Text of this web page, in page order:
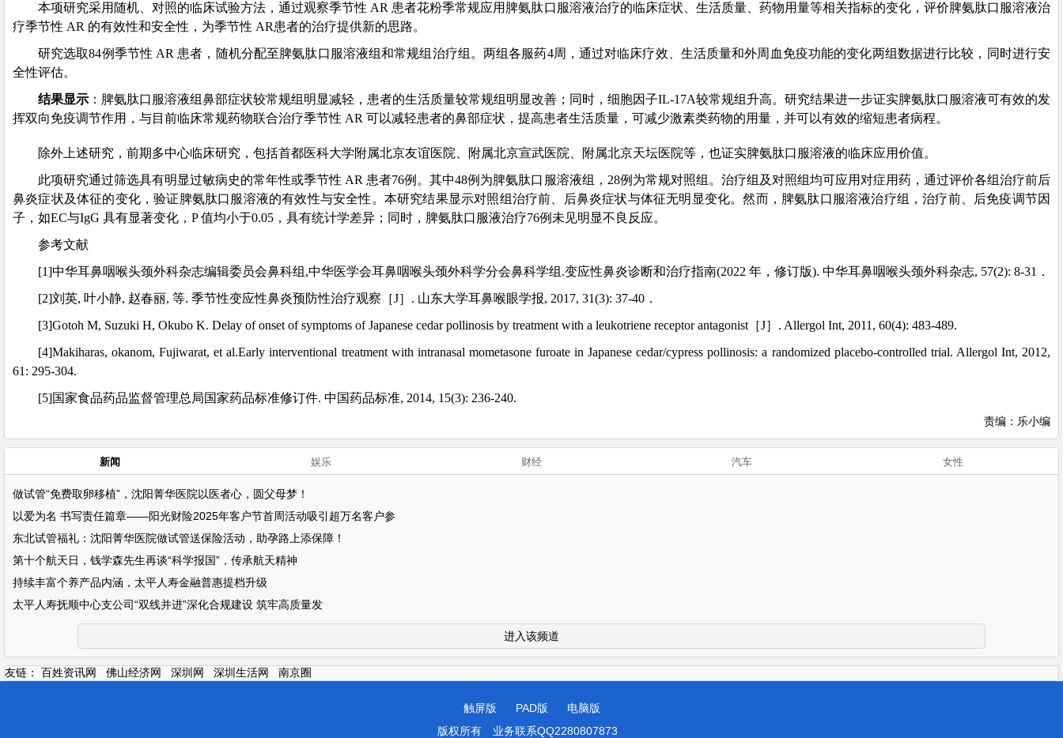
本项研究采用随机、对照的临床试验方法，通过观察季节性 AR 患者花粉季常规应用脾氨肽口服溶液治疗的临床症状、生活质量、药物用量等相关指标的变化，评价脾氨肽口服溶液治
疗季节性 AR 的有效性和安全性，为季节性 AR患者的治疗提供新的思路。
研究选取84例季节性 AR 患者，随机分配至脾氨肽口服溶液组和常规组治疗组。两组各服药4周，通过对临床疗效、生活质量和外周血免疫功能的变化两组数据进行比较，同时进行安
全性评估。
结果显示 ：脾氨肽口服溶液组鼻部症状较常规组明显减轻，患者的生活质量较常规组明显改善；同时，细胞因子IL-17A较常规组升高。研究结果进一步证实脾氨肽口服溶液可有效的发
挥双向免疫调节作用，与目前临床常规药物联合治疗季节性 AR 可以减轻患者的鼻部症状，提高患者生活质量，可减少激素类药物的用量，并可以有效的缩短患者病程。
除外上述研究，前期多中心临床研究，包括首都医科大学附属北京友谊医院、附属北京宣武医院、附属北京天坛医院等，也证实脾氨肽口服溶液的临床应用价值。
此项研究通过筛选具有明显过敏病史的常年性或季节性 AR 患者76例。其中48例为脾氨肽口服溶液组，28例为常规对照组。治疗组及对照组均可应用对症用药，通过评价各组治疗前后
鼻炎症状及体征的变化，验证脾氨肽口服溶液的有效性与安全性。本研究结果显示对照组治疗前、后鼻炎症状与体征无明显变化。然而，脾氨肽口服溶液治疗组，治疗前、后免疫调节因
子，如EC与IgG 具有显著变化，P 值均小于0.05，具有统计学差异；同时，脾氨肽口服液治疗76例未见明显不良反应。
参考文献
[1]中华耳鼻咽喉头颈外科杂志编辑委员会鼻科组,中华医学会耳鼻咽喉头颈外科学分会鼻科学组.变应性鼻炎诊断和治疗指南(2022 年，修订版). 中华耳鼻咽喉头颈外科杂志, 57(2): 8-31．
[2]刘英, 叶小静, 赵春丽, 等. 季节性变应性鼻炎预防性治疗观察［J］. 山东大学耳鼻喉眼学报, 2017, 31(3): 37-40．
[3]Gotoh M, Suzuki H, Okubo K. Delay of onset of symptoms of Japanese cedar pollinosis by treatment with a leukotriene receptor antagonist［J］. Allergol Int, 2011, 60(4): 483-489.
[4]Makiharas, okanom, Fujiwarat, et al.Early interventional treatment with intranasal mometasone furoate in Japanese cedar/cypress pollinosis: a randomized placebo-controlled trial. Allergol Int, 2012,
61: 295-304.
[5]国家食品药品监督管理总局国家药品标准修订件. 中国药品标准, 2014, 15(3): 236-240.
责编：乐小编
新闻 娱乐 财经 汽车 女性
做试管“免费取卵移植”，沈阳菁华医院以医者心，圆父母梦！
以爱为名 书写责任篇章——阳光财险2025年客户节首周活动吸引超万名客户参
东北试管福礼：沈阳菁华医院做试管送保险活动，助孕路上添保障！
第十个航天日，钱学森先生再谈“科学报国”，传承航天精神
持续丰富个养产品内涵，太平人寿金融普惠提档升级
太平人寿抚顺中心支公司“双线并进”深化合规建设 筑牢高质量发
进入该频道
友链： 百姓资讯网 佛山经济网 深圳网 深圳生活网 南京圈
触屏版 PAD版
电脑版
版权所有
业务联系QQ2280807873